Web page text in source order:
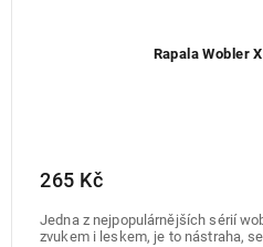
Rapala Wobler
265 Kč
Jedna z nejpopulárnějších sérií
zvukem i leskem, je to nástraha,